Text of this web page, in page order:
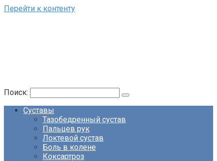
Перейти к контенту
Поиск:
Суставы
Тазобедренный сустав
Пальцев рук
Локтевой сустав
Боль в колене
Коксартроз